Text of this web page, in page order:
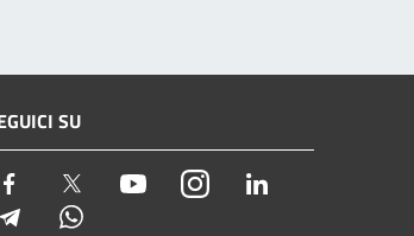
SU
Facebook Twitter YoutubeInstagram
Telegram